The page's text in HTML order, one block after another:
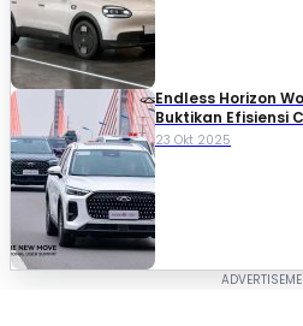
Endless Horizon
Buktikan Efisiensi
23 Okt 2025